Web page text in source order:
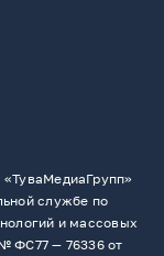
службе по
и массовых
ФС77 — 76336 от